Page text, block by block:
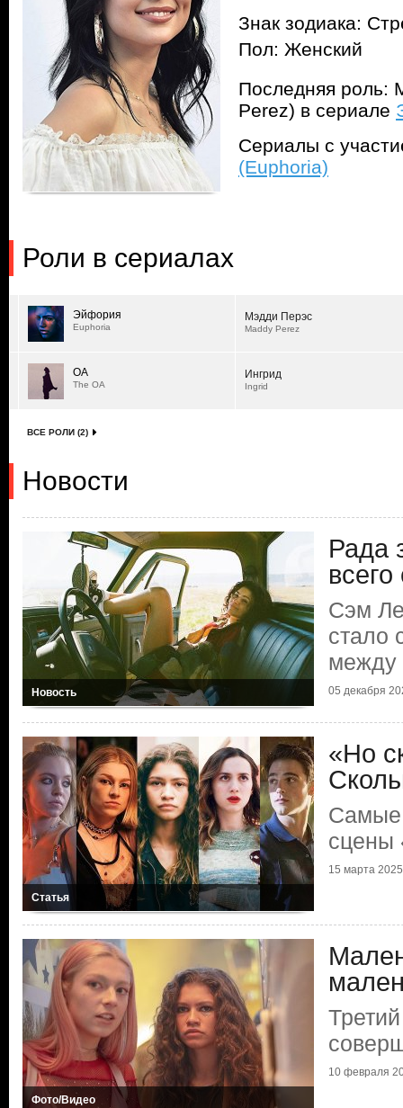
Знак зодиака:
Пол: Женский
Последняя роль:
Perez) в сериале
Сериалы с
(Euphoria)
Роли в сериалах
Эйфория
Euphoria
Мэдди Перэс
Maddy Perez
ОА
The OA
Ингрид
Ingrid
ВСЕ РОЛИ (2)
Новости
Новость
Рада
Сэм
стало
между
05 декабря
Статья
«Но
сцены
15 марта 2025
Фото/Видео
10 февраля